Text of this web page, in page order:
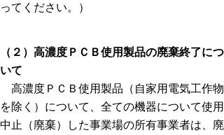
ってください。）
（２）高濃度ＰＣＢ使用製品の廃棄終了につ
いて
高濃度ＰＣＢ使用製品（自家用電気工作物
を除く）について、全ての機器について使用
中止（廃棄）した事業場の所有事業者は、廃